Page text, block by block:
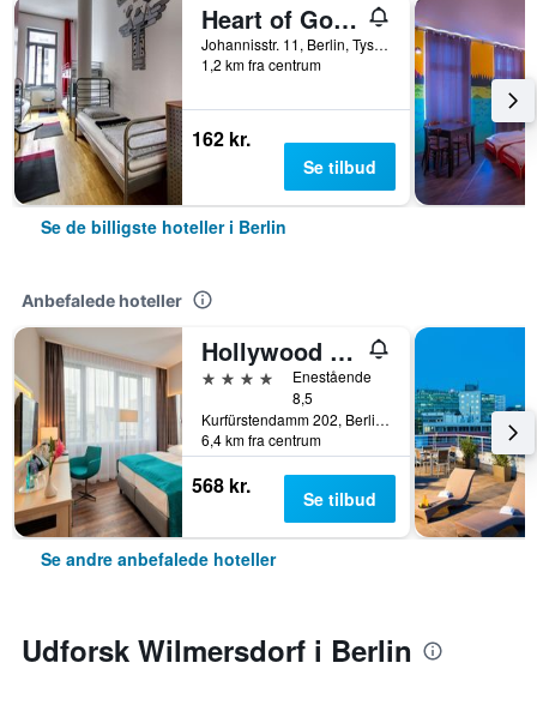
Heart of Gold Hostel & Capsules Berlin
Johannisstr. 11, Berlin, Tyskland
1,2 km fra centrum
162 kr.
Se tilbud
Se de billigste hoteller i Berlin
Anbefalede hoteller
Hollywood Media Hotel
4 stjerner
Enestående
8,5
Kurfürstendamm 202, Berlin, Tyskland
6,4 km fra centrum
568 kr. Se tilbud
Se andre anbefalede hoteller
Udforsk Wilmersdorf i Berlin